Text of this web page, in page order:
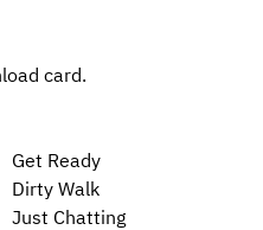
card.
Ready
Walk
Chatting